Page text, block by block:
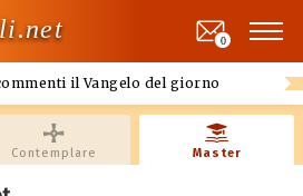
il Vangelo del giorno
0
Contemplare Master